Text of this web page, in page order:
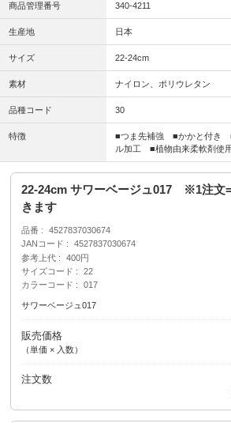
商品管理番号 340-4211
生産地 日本
サイズ 22-24cm
素材 ナイロン、ポリウレタン
品種コード 30
特徴
■つま先補強 ■かかと付き
ル加工 ■植物由来柔軟剤使
22-24cm サワーベージュ017 ※1注文
きます
品番
4527837030674
JANコード
4527837030674
参考上代
400円
サイズコード
22
カラーコード
017
サワーベージュ017
販売価格
（単価 × 入数）
注文数